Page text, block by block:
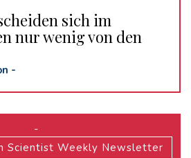
sich im
nur wenig von den
-
-
Scientist Weekly Newsletter